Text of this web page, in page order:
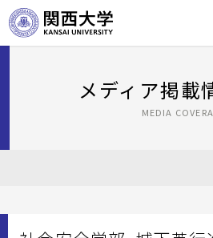
メディア掲載
MEDIA